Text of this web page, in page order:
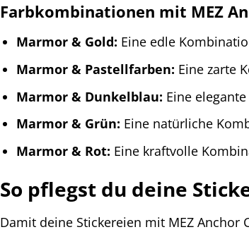
Farbkombinationen mit MEZ
Marmor & Gold: Eine edle
Marmor & Pastellfarben: Eine zarte
Marmor & Dunkelblau: Eine
Marmor & Grün: Eine natürliche
Marmor & Rot: Eine kraftvolle
So pflegst du deine
Damit deine Stickereien mit MEZ